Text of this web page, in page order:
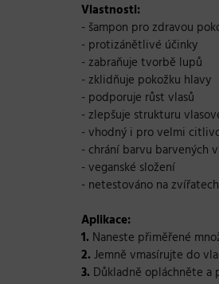
Vlastnosti:
- šampon pro zdravou
- protizánětlivé účinky
- zabraňuje tvorbě lupů
- zklidňuje pokožku hlavy
- podporuje růst vlasů
- zlepšuje strukturu
- vhodný i pro velmi
- chrání barvu barvených
- veganské složení
- netestováno na zvířatech
Aplikace:
1. Naneste přiměřené
2. Jemně vmasírujte do
3. Důkladně opláchněte a